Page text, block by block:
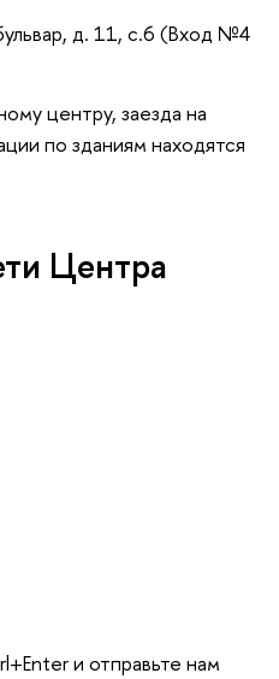
д. 11, с.6 (Вход №4
центру, заезда на
по зданиям находятся
Центра
и отправьте нам